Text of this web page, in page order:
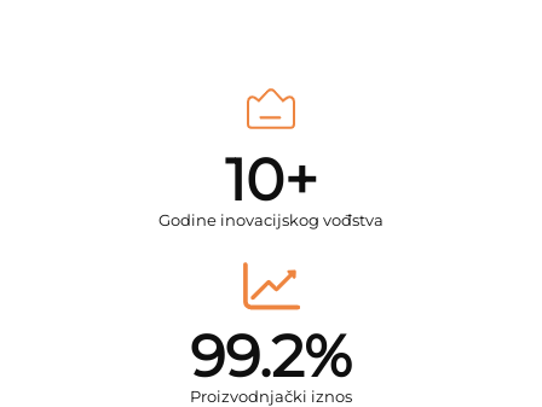
10+
Godine inovacijskog vođstva
99.2%
Proizvodnjački iznos